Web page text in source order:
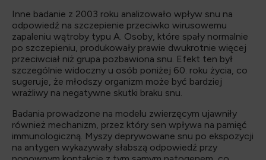
Inne badanie z 2003 roku analizowało wpływ snu na
odpowiedź na szczepienie przeciwko wirusowemu
zapaleniu wątroby typu A. Osoby, które spały normalnie
po szczepieniu, produkowały prawie dwukrotnie więcej
przeciwciał niż grupa pozbawiona snu. Efekt ten był
szczególnie widoczny u osób poniżej 60. roku życia, co
sugeruje, że młodszy organizm może być bardziej
wrażliwy na negatywne skutki braku snu.
Badania prowadzone na modelu zwierzęcym ujawniły
również mechanizm, przez który sen wpływa na pamięć
immunologiczną. Myszy deprywowane snu po ekspozycji
na antygen wykazywały słabszą odpowiedź przy